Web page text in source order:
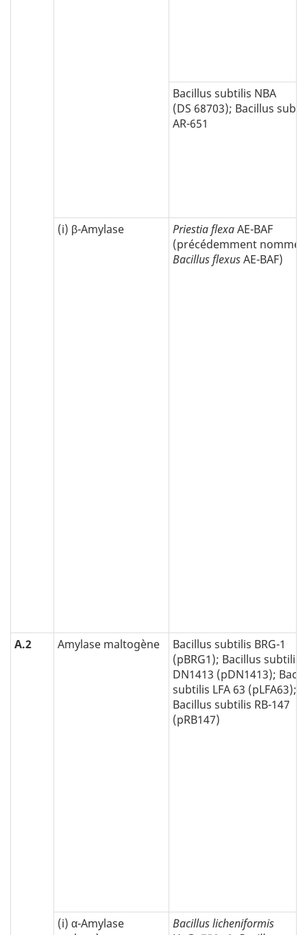
Bacillus subtilis NBA
(DS 68703); Bacillus
AR-651
(i) β-Amylase Priestia flexaAE-BAF
(précédemment nommé :
Bacillus flexusAE-BAF)
A.2 Amylase maltogène
Bacillus subtilis BRG-1
(pBRG1); Bacillus subtilis
DN1413 (pDN1413);
subtilis LFA 63 (pLFA63);
Bacillus subtilis RB-147
(pRB147)
(i) α-Amylase
Bacillus licheniformis